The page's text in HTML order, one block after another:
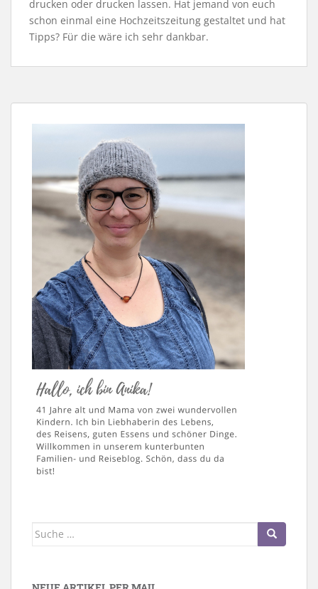
drucken oder drucken lassen. Hat jemand von euch
schon einmal eine Hochzeitszeitung gestaltet und hat
Tipps? Für die wäre ich sehr dankbar.
Suche